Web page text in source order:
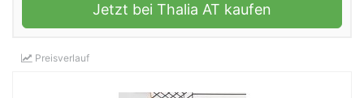
Jetzt bei Thalia AT kaufen
Preisverlauf